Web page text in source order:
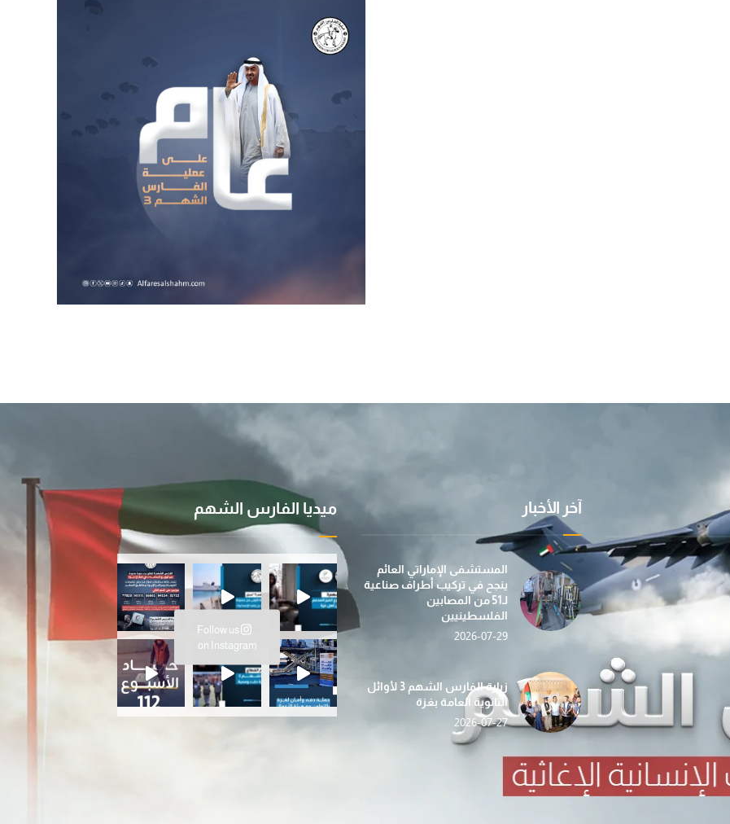
آخر الأخبار
المستشفى الإماراتي العائم
ينجح في تركيب أطراف صناعية
لـ51 من المصابين
الفلسطينيين
2026-07-29
زيارة الفارس الشهم 3 لأوائل
الثانوية العامة بغزة
2026-07-27
ميديا الفارس الشهم
بمساهمة من مؤسسة صقر بن محمد القاسمي، تطلق عملية ا
عملية "الفارس الشهم 3" تسيّر إلى غزة الدفعة الأولىفي إطار جهودها الإنسانية المتواصلة…عملية الفارس ال
ضمن مبادرة “دفء ومحبة”... عملية الفارس الشهم 3، ت
حصاد الأسبوع (112) … أنشطة إغاثية ومساعدات شاملة ت
Follow us
on Instagram